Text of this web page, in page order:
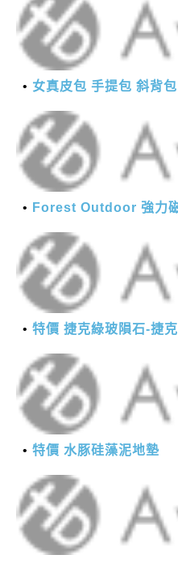
女真皮包 手提包 斜背包 優雅牛皮氣質紋理
Forest Outdoor 強力
特價 捷克綠玻隕石-捷
特價 水豚硅藻泥地墊